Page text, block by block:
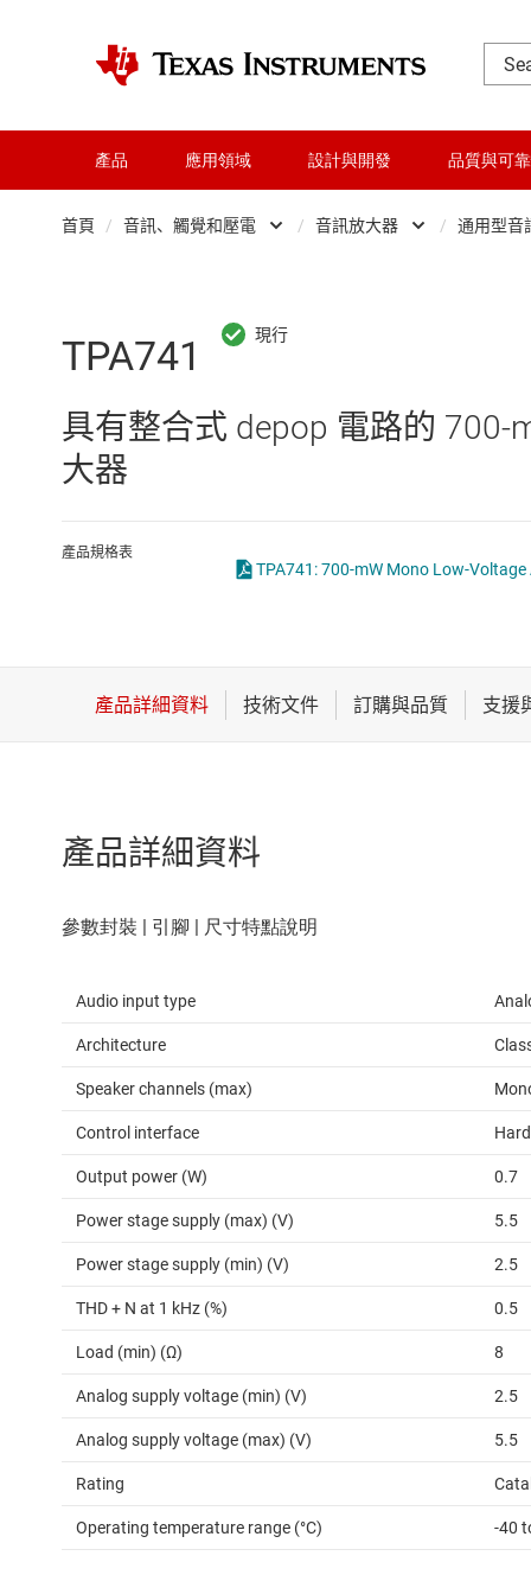
產品 應用領域 設計與開發 品質與可
首頁 / 音訊、觸覺和壓電
交換器與多工器
射頻 (RF) 與微波
時鐘與計時
/ 音訊放大器
音訊轉換器
/ 通用型音
TPA741
具有整合式 depop 電路的 700-
大器
產品規格表
TPA741: 700-mW Mono Low-
產品詳細資料
Audio input type
Architecture
Speaker channels (max)
Control interface
Output power (W) 0.7
Power stage supply (max) (V) 5.5
Power stage supply (min) (V) 2.5
THD + N at 1 kHz (%) 0.5
Load (min) (Ω) 8
Analog supply voltage (min) (V) 2.5
Analog supply voltage (max) (V) 5.5
Rating
Operating temperature range (°C) -40